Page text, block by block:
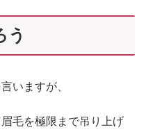
う
いますが、
毛を極限まで吊り上げ